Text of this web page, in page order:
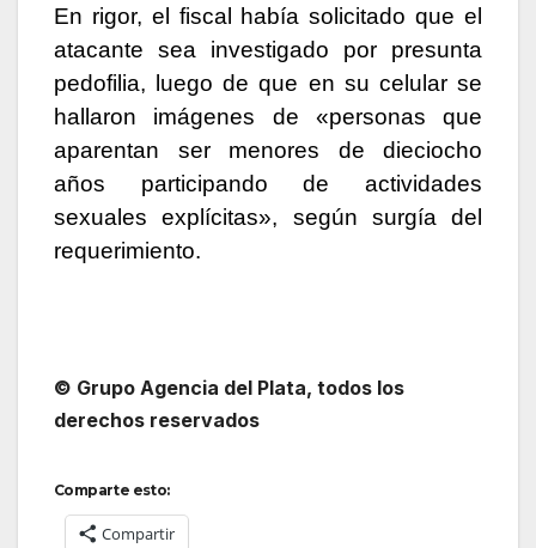
En rigor, el fiscal había solicitado que el
atacante sea investigado por presunta
pedofilia, luego de que en su celular se
hallaron imágenes de «personas que
aparentan ser menores de dieciocho
años participando de actividades
sexuales explícitas», según surgía del
requerimiento.
© Grupo Agencia del Plata, todos los
derechos reservados
Comparte esto:
Compartir